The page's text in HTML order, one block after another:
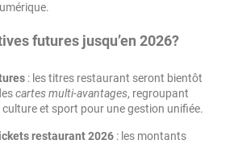
futures jusqu’en 2026?
: les titres restaurant seront bientôt
cartes multi-avantages, regroupant
culture et sport pour une gestion unifiée.
restaurant 2026 : les montants